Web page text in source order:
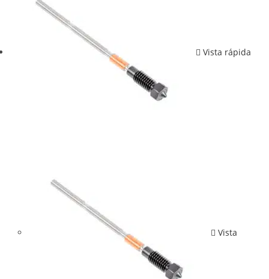
Vista rápida
Vista